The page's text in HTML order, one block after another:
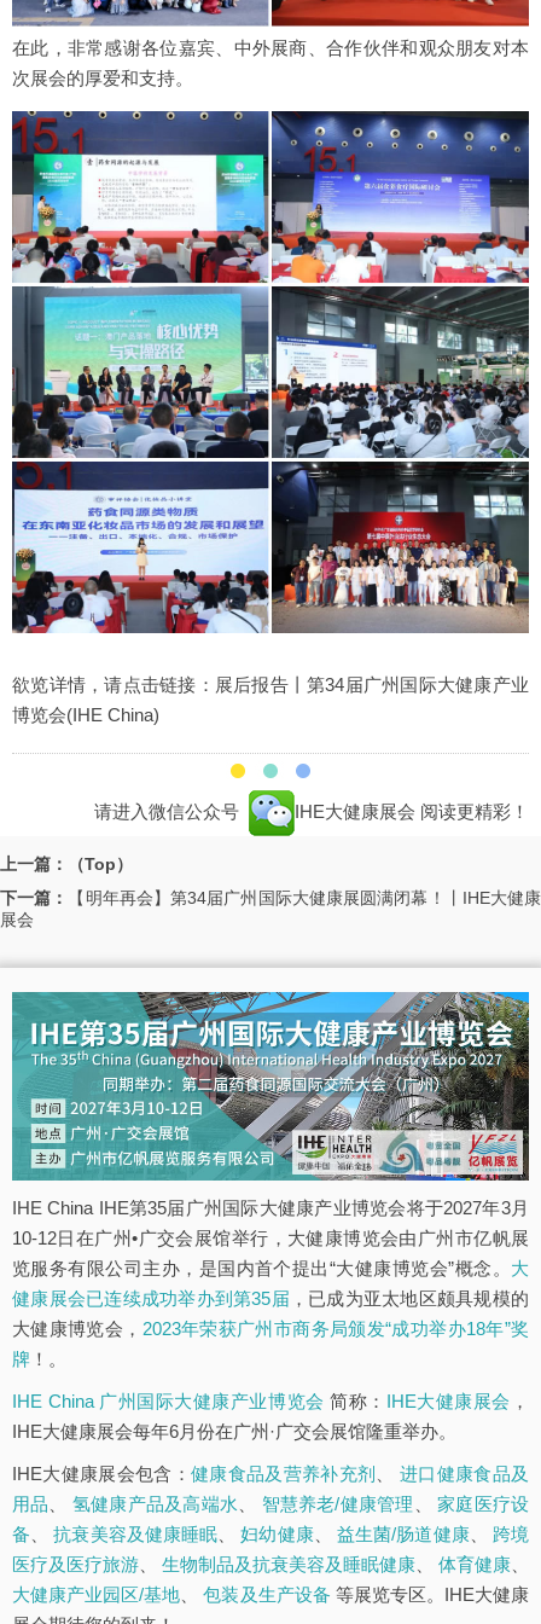
在此，非常感谢各位嘉宾、中外展商、合作伙伴和观众朋友对本
次展会的厚爱和支持。
欲览详情，请点击链接： 展后报告丨第34届广州国际大健康产业
博览会(IHE China)
请进入微信公众号 IHE大健康展会 阅读更精彩！
上一篇：（Top）
下一篇：
【明年再会】第34届广州国际大健康展圆满闭幕！丨IHE大健康
展会
IHE China IHE第35届广州国际大健康产业博览会将于2027年3月
10-12日在广州•广交会展馆举行，大健康博览会由广州市亿帆展
览服务有限公司主办，是国内首个提出“大健康博览会”概念。 大
健康展会已连续成功举办到第35届 ，已成为亚太地区颇具规模的
大健康博览会， 2023年荣获广州市商务局颁发“成功举办18年”奖
牌 ！。
IHE China 广州国际大健康产业博览会 简称： IHE大健康展会 ，
IHE大健康展会每年6月份在广州·广交会展馆隆重举办。
IHE大健康展会包含： 健康食品及营养补充剂 、进口健康食品及
用品
氢健康产品及高端水 智慧养老/健康管理 、家庭医疗设
备 、抗衰美容及健康睡眠 、妇幼健康、 益生菌/肠道健康、 跨境
医疗及医疗旅游
生物制品及抗衰美容及睡眠健康 体育健康
大健康产业园区/基地 、包装及生产设备 等展览专区。IHE大健康